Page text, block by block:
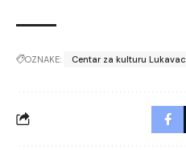
OZNAKE: Centar za kulturu Lukavac